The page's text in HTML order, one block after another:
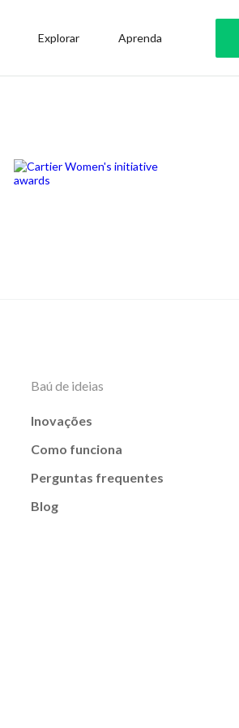
Explorar Aprenda
Baú de ideias
Inovações
Como funciona
Perguntas frequentes
Blog